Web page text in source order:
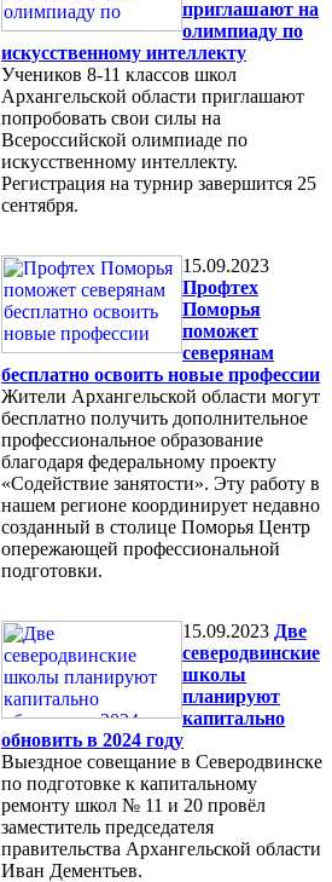
приглашают на
олимпиаду по
искусственному интеллекту
Учеников 8-11 классов школ
Архангельской области приглашают
попробовать свои силы на
Всероссийской олимпиаде по
искусственному интеллекту.
Регистрация на турнир завершится 25
сентября.
15.09.2023
Профтех
Поморья
поможет
северянам
бесплатно освоить новые профессии
Жители Архангельской области могут
бесплатно получить дополнительное
профессиональное образование
благодаря федеральному проекту
«Содействие занятости». Эту работу в
нашем регионе координирует недавно
созданный в столице Поморья Центр
опережающей профессиональной
подготовки.
15.09.2023 Две
северодвинские
школы
планируют
капитально
обновить в 2024 году
Выездное совещание в Северодвинске
по подготовке к капитальному
ремонту школ № 11 и 20 провёл
заместитель председателя
правительства Архангельской области
Иван Дементьев.